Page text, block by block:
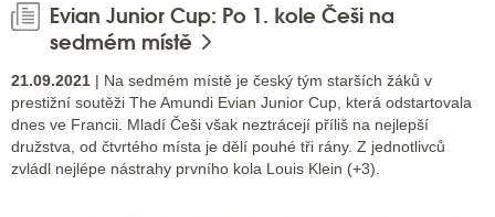
Evian Junior Cup: Po 1. kole Češi na
sedmém místě
21.09.2021 | Na sedmém místě je český tým starších žáků v
prestižní soutěži The Amundi Evian Junior Cup, která odstartovala
dnes ve Francii. Mladí Češi však neztrácejí příliš na nejlepší
družstva, od čtvrtého místa je dělí pouhé tři rány. Z jednotlivců
zvládl nejlépe nástrahy prvního kola Louis Klein (+3).